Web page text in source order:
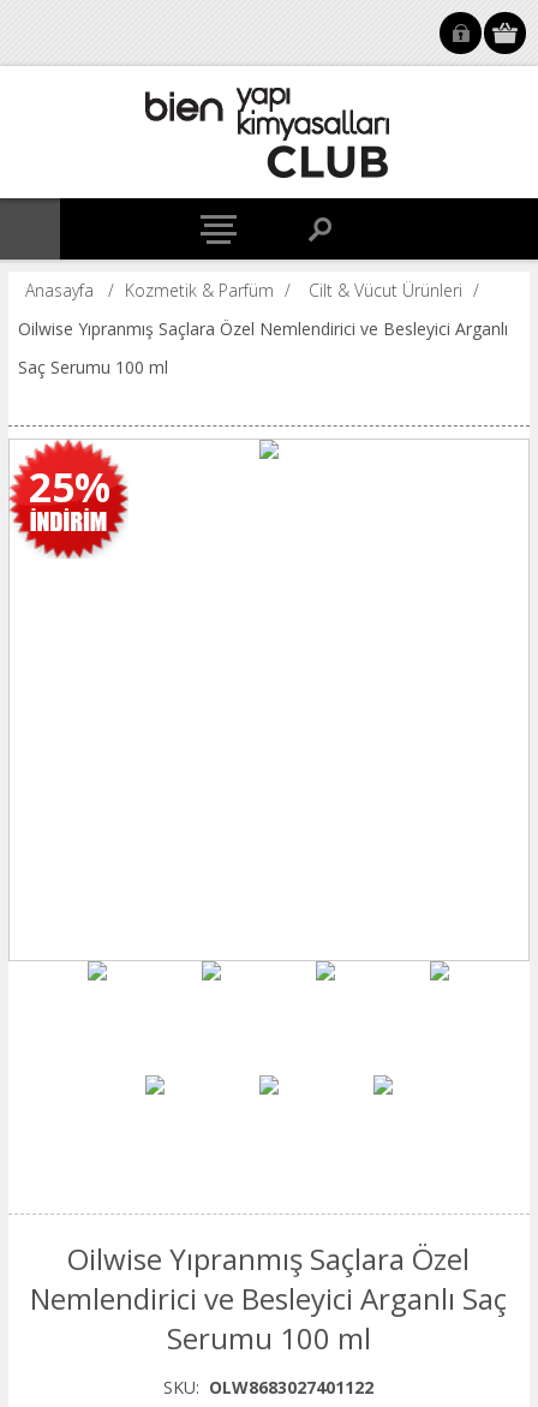
Anasayfa / Kozmetik & Parfüm / Cilt & Vücut Ürünleri /
Oilwise Yıpranmış Saçlara Özel Nemlendirici ve Besleyici Arganlı
Saç Serumu 100 ml
25%
Oilwise Yıpranmış Saçlara Özel
Nemlendirici ve Besleyici Arganlı Saç
Serumu 100 ml
SKU: OLW8683027401122